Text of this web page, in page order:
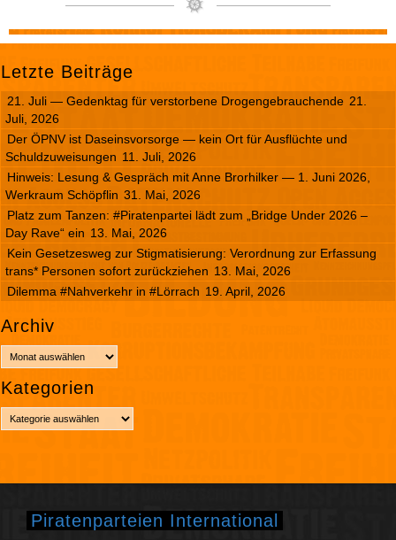
Letzte Beiträge
21. Juli — Gedenktag für verstorbene Drogengebrauchende 21.
Juli, 2026
Der ÖPNV ist Daseinsvorsorge — kein Ort für Ausflüchte und
Schuldzuweisungen 11. Juli, 2026
Hinweis: Lesung & Gespräch mit Anne Brorhilker — 1. Juni 2026,
Werkraum Schöpflin 31. Mai, 2026
Platz zum Tanzen: #Piratenpartei lädt zum „Bridge Under 2026 –
Day Rave“ ein 13. Mai, 2026
Kein Gesetzesweg zur Stigmatisierung: Verordnung zur Erfassung
trans* Personen sofort zurückziehen 13. Mai, 2026
Dilemma #Nahverkehr in #Lörrach 19. April, 2026
Archiv
r
c
Kategorien
a
g
Piratenparteien International